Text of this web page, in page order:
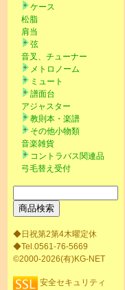
ケース
松脂
肩当
弦
音叉、チューナー
メトロノーム
ミュート
譜面台
アジャスター
教則本・楽譜
その他小物類
音楽雑貨
コントラバス関連品
弓毛替え受付
◆日祝第2第4木曜定休
◆Tel.0561-76-5669
©2000-2026(有)KG-NET
安全セキュリティ